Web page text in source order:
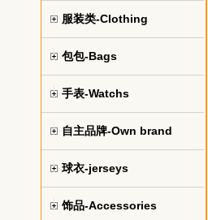
服装类-Clothing
包包-Bags
手表-Watchs
自主品牌-Own brand
球衣-jerseys
饰品-Accessories